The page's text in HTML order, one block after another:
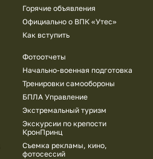
Горячие объявления
Официально о ВПК «Утес»
Как вступить
Фотоотчеты
Начально-военная подготовка
Тренировки самообороны
БПЛА Управление
Экстремальный туризм
Экскурсии по крепости
КронПринц
Съемка рекламы, кино,
фотосессий